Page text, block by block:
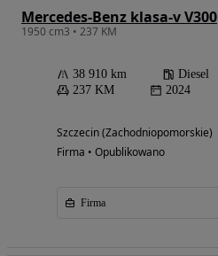
Mercedes-Benz klasa-v V300
1950 cm3 • 237 KM
38 910 km Diesel
237 KM
2024
Szczecin (Zachodniopomorskie)
Firma • Opublikowano
Firma